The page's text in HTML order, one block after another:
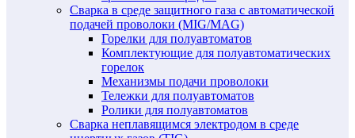
Сварка в среде защитного газа с автоматической
подачей проволоки (MIG/MAG)
Горелки для полуавтоматов
Комплектующие для полуавтоматических
горелок
Механизмы подачи проволоки
Тележки для полуавтоматов
Ролики для полуавтоматов
Сварка неплавящимся электродом в среде